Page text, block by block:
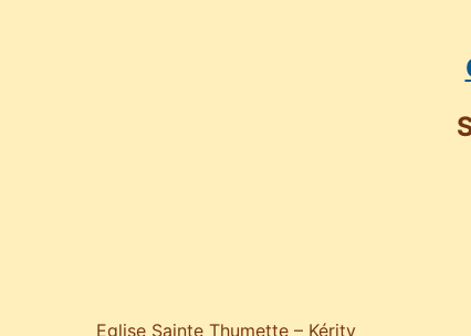
Eglise Sainte Thumette – Kérity